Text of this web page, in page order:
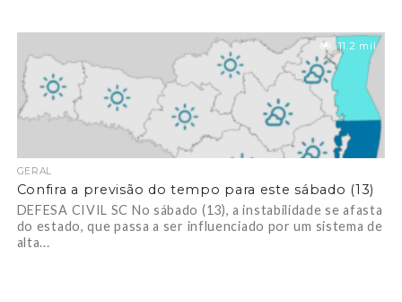
11.2 mil
GERAL
Confira a previsão do tempo para este sábado (13)
DEFESA CIVIL SC No sábado (13), a instabilidade se afasta
do estado, que passa a ser influenciado por um sistema de
alta...